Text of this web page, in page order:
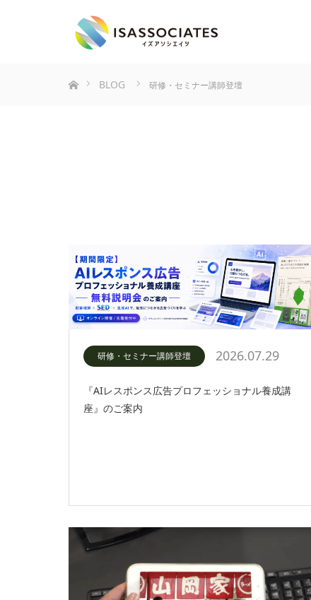
BLOG
研修・セミナー講師登壇
研修・セミナー講師登壇 2026.07.29
『AIレスポンス広告プロフェッショナル養成講
座』のご案内